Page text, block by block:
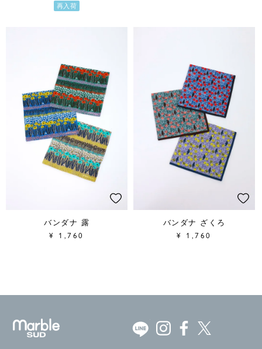
再入荷
バンダナ 露
¥ 1,760
バンダナ ざくろ
¥ 1,760